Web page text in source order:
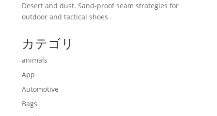
Desert and dust. Sand-proof seam strategies for
outdoor and tactical shoes
カテゴリ
animals
App
Automotive
Bags